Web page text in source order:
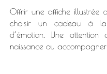
Offrir une affiche illustrée
choisir un cadeau à
d’émotion. Une
naissance ou